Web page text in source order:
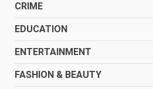
CRIME
EDUCATION
ENTERTAINMENT
FASHION & BEAUTY